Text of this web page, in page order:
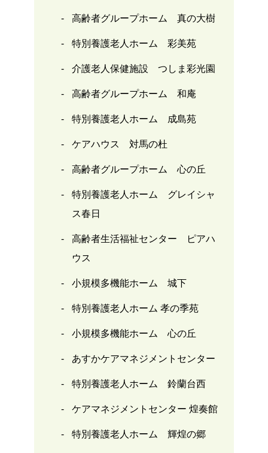
高齢者グループホーム 真の大樹
特別養護老人ホーム 彩美苑
介護老人保健施設 つしま彩光園
高齢者グループホーム 和庵
特別養護老人ホーム 成島苑
ケアハウス 対馬の杜
高齢者グループホーム 心の丘
特別養護老人ホーム グレイシャ
ス春日
高齢者生活福祉センター ピアハ
ウス
小規模多機能ホーム 城下
特別養護老人ホーム 孝の季苑
小規模多機能ホーム 心の丘
あすかケアマネジメントセンター
特別養護老人ホーム 鈴蘭台西
ケアマネジメントセンター 煌奏館
特別養護老人ホーム 輝煌の郷